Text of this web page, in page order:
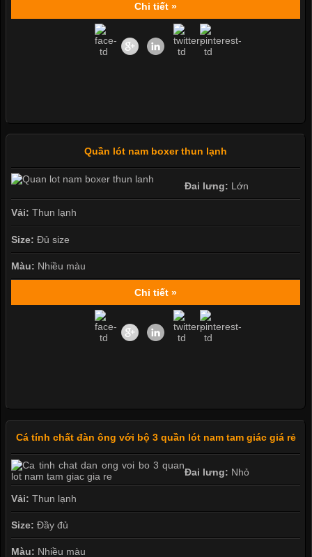
Chi tiết »
Quần lót nam boxer thun lạnh
Đai lưng: Lớn
Vải: Thun lạnh
Size: Đủ size
Màu: Nhiều màu
Chi tiết »
Cá tính chất đàn ông với bộ 3 quần lót nam tam giác giá rẻ
Đai lưng: Nhỏ
Vải: Thun lạnh
Size: Đầy đủ
Màu: Nhiều màu